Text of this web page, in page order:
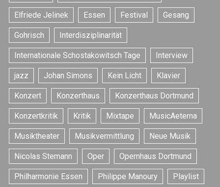
Elfriede Jelinek Essen Festival Gesang
Gohrisch Interdisziplinarität
Internationale Schostakowitsch Tage Interview
jazz Johan Simons Kein Licht Klavier
Konzert Konzerthaus Konzerthaus Dortmund
Konzertkritik Kritik Mixtape MusicAeterna
Musiktheater Musikvermittlung Neue Musik
Nicolas Stemann Oper Opernhaus Dortmund
Philharmonie Essen Philippe Manoury Playlist
S
e
a
r
c
h
f
o